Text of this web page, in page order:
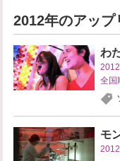
2012年のアッ
わ
全国
モ